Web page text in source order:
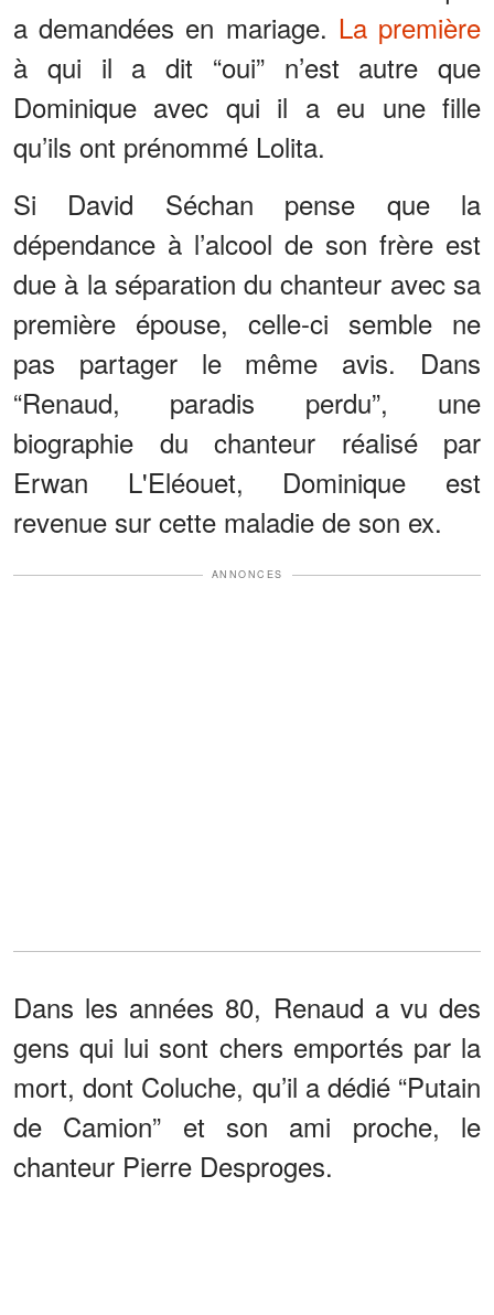
a demandées en mariage. La première
à qui il a dit “oui” n’est autre que
Dominique avec qui il a eu une fille
qu’ils ont prénommé Lolita.
Si David Séchan pense que la
dépendance à l’alcool de son frère est
due à la séparation du chanteur avec sa
première épouse, celle-ci semble ne
pas partager le même avis. Dans
“Renaud, paradis perdu”, une
biographie du chanteur réalisé par
Erwan L'Eléouet, Dominique est
revenue sur cette maladie de son ex.
ANNONCES
Dans les années 80, Renaud a vu des
gens qui lui sont chers emportés par la
mort, dont Coluche, qu’il a dédié “Putain
de Camion” et son ami proche, le
chanteur Pierre Desproges.